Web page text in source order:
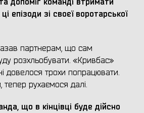
епізоди зі своєї воротарської
партнерам, що сам
розхльобувати. «Кривбас»
довелося трохи попрацювати.
рухаємося далі.
що в кінцівці буде дійсно